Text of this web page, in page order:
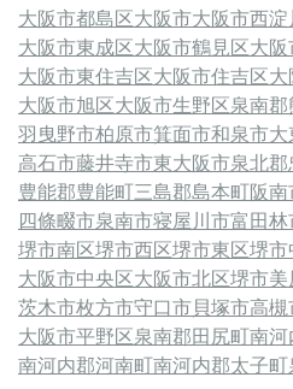
大阪市都島区大阪市大阪市西淀
大阪市東成区大阪市鶴見区大
大阪市東住吉区大阪市住吉区
大阪市旭区大阪市生野区泉南
羽曳野市柏原市箕面市和泉市
高石市藤井寺市東大阪市泉北
豊能郡豊能町三島郡島本町阪南
四條畷市泉南市寝屋川市富田林
堺市南区堺市西区堺市東区堺市
大阪市中央区大阪市北区堺市美
茨木市枚方市守口市貝塚市高槻
大阪市平野区泉南郡田尻町南河
南河内郡河南町南河内郡太子町